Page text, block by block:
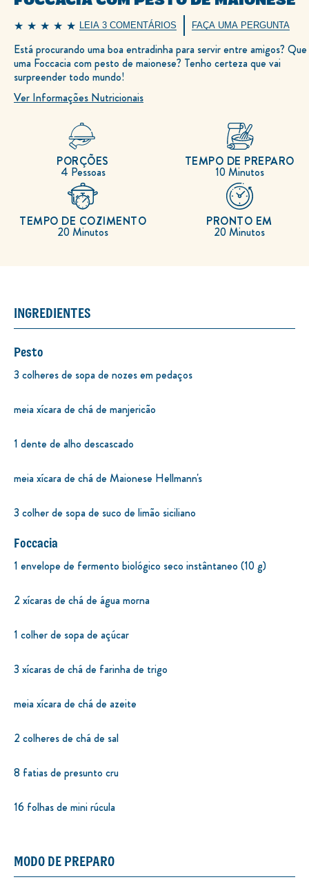
A
média
deste
Foccacia
com
Pesto
de
LEIA 3 COMENTÁRIOS FAÇA UMA PERGUNTA
Está procurando uma boa entradinha para servir entre amigos?
uma Foccacia com pesto de maionese? Tenho certeza que vai
surpreender todo mundo!
Ver Informações Nutricionais
4 Pessoas
PORÇÕES
10 Minutos
TEMPO DE PREPARO
20 Minutos
TEMPO DE COZIMENTO
20 Minutos
PRONTO EM
INGREDIENTES
Pesto
3 colheres de sopa de nozes em pedaços
meia xícara de chá de manjericão
1 dente de alho descascado
meia xícara de chá de Maionese Hellmann's
3 colher de sopa de suco de limão siciliano
Foccacia
1 envelope de fermento biológico seco instântaneo (10 g)
2 xícaras de chá de água morna
1 colher de sopa de açúcar
3 xícaras de chá de farinha de trigo
meia xícara de chá de azeite
2 colheres de chá de sal
8 fatias de presunto cru
16 folhas de mini rúcula
MODO DE PREPARO